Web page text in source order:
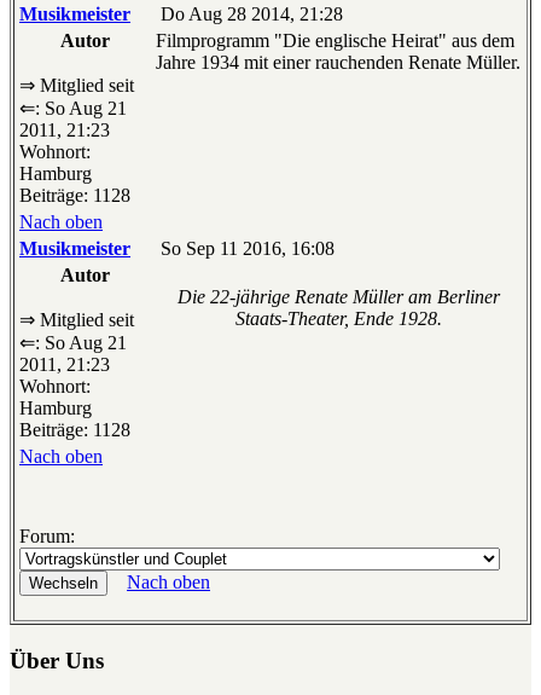
Musikmeister
Do Aug 28 2014, 21:28
Autor
⇒ Mitglied seit
⇐: So Aug 21
2011, 21:23
Wohnort:
Hamburg
Beiträge: 1128
Filmprogramm "Die englische Heirat" aus dem
Jahre 1934 mit einer rauchenden Renate Müller.
Nach oben
Musikmeister
So Sep 11 2016, 16:08
Autor
⇒ Mitglied seit
⇐: So Aug 21
2011, 21:23
Wohnort:
Hamburg
Beiträge: 1128
Die 22-jährige Renate Müller am Berliner
Staats-Theater, Ende 1928.
Nach oben
Forum:
Nach oben
Über Uns